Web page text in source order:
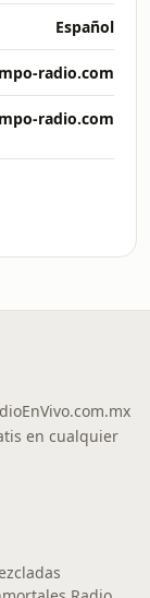
Español
radio.com
radio.com
en cualquier